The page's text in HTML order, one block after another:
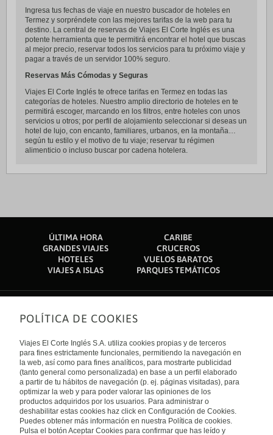
Ingresa tus fechas de viaje en nuestro buscador de hoteles en
Termez y sorpréndete con las mejores tarifas de la web para tu
destino. La central de reservas de Viajes El Corte Inglés es una
potente herramienta que te permitirá encontrar el hotel que buscas
al mejor precio, reservar todos los servicios para tu próximo viaje y
pagar a través de un servidor 100% seguro.
Reservas Más Cómodas y Seguras
Viajes El Corte Inglés te ofrece tarifas en Termez en todas las
categorías de hoteles. Nuestro amplio directorio de hoteles en te
permitirá escoger, marcando en los filtros, entre hoteles con unos
servicios u otros; por perfil de alojamiento seleccionar si deseas un
hotel de lujo, con encanto, familiares, urbanos, en la montaña…
según tu estilo y el motivo de tu viaje; reservar tu régimen
alimenticio o incluso buscar por cadena hotelera.
ÚLTIMA HORA
CARIBE
GRANDES VIAJES
CRUCEROS
HOTELES
VUELOS BARATOS
VIAJES A ISLAS
PARQUES TEMÁTICOS
Sobre nosotros
Quiénes somos
Financiación
Sostenibilidad
Turismo accesible
Tarjeta El Corte Inglés
Trabaja con nosotros
El Corte Inglés
Canal Ético
Enlaces de interés
Guías de viaje
Catálogos
Auto check-in
Condiciones Generales
Política de privacidad
Política de cookies
Accesibilidad
Internacional
España
POLÍTICA DE COOKIES
Viajes El Corte Inglés S.A. utiliza cookies propias y de terceros
para fines estrictamente funcionales, permitiendo la navegación en
la web, así como para fines analíticos, para mostrarte publicidad
(tanto general como personalizada) en base a un perfil elaborado
a partir de tu hábitos de navegación (p. ej. páginas visitadas), para
optimizar la web y para poder valorar las opiniones de los
productos adquiridos por los usuarios. Para administrar o
deshabilitar estas cookies haz click en Configuración de Cookies.
Puedes obtener más información en nuestra Política de cookies.
Pulsa el botón Aceptar Cookies para confirmar que has leído y